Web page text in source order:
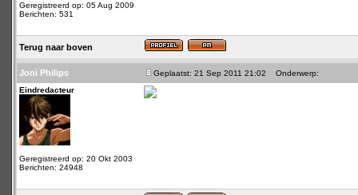
Geregistreerd op: 05 Aug 2009
Berichten: 531
Terug naar boven
Joni Philips Geplaatst: 21 Sep 2011 21:02
Onderwerp:
Eindredacteur
Geregistreerd op: 20 Okt 2003
Berichten: 24948